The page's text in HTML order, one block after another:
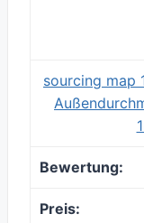
sourcing map